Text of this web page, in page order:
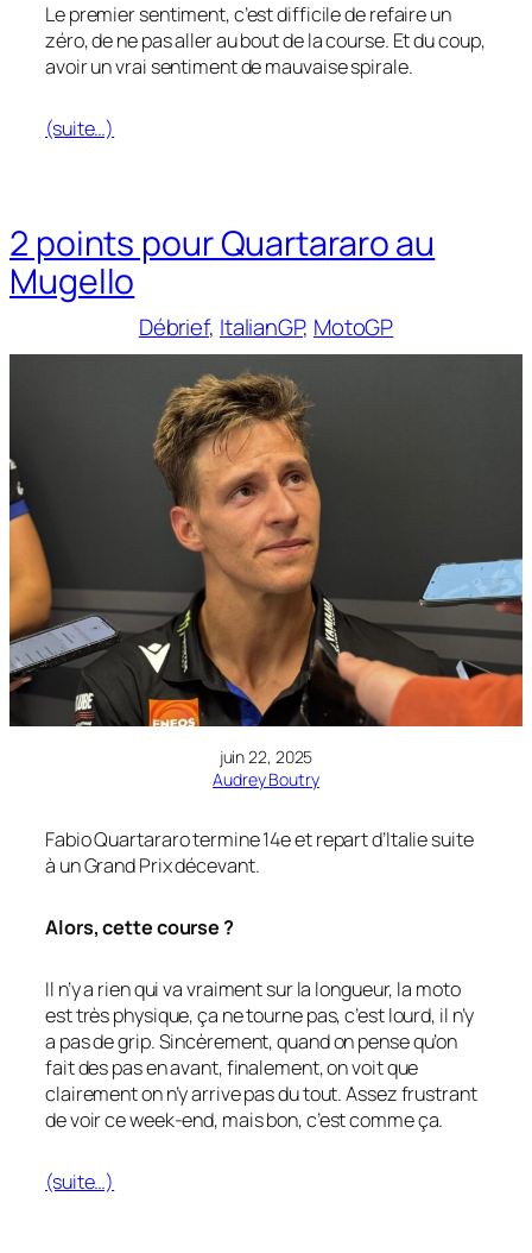
Le premier sentiment, c’est difficile de refaire un
zéro, de ne pas aller au bout de la course. Et du coup,
avoir un vrai sentiment de mauvaise spirale.
(suite…)
2 points pour Quartararo au
Mugello
Débrief, ItalianGP, MotoGP
juin 22, 2025
Audrey Boutry
Fabio Quartararo termine 14e et repart d’Italie suite
à un Grand Prix décevant.
Alors, cette course ?
Il n’y a rien qui va vraiment sur la longueur, la moto
est très physique, ça ne tourne pas, c’est lourd, il n’y
a pas de grip. Sincèrement, quand on pense qu’on
fait des pas en avant, finalement, on voit que
clairement on n’y arrive pas du tout. Assez frustrant
de voir ce week-end, mais bon, c’est comme ça.
(suite…)